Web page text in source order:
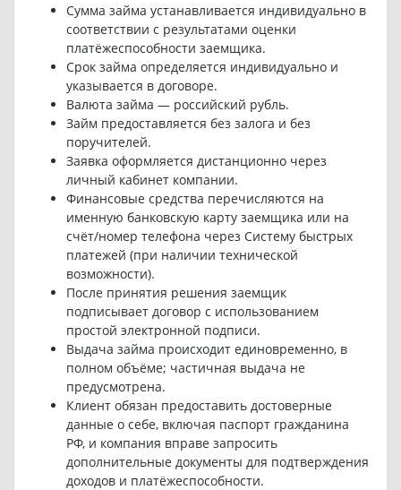
Сумма займа устанавливается индивидуально в
соответствии с результатами оценки
платёжеспособности заемщика.
Срок займа определяется индивидуально и
указывается в договоре.
Валюта займа — российский рубль.
Займ предоставляется без залога и без
поручителей.
Заявка оформляется дистанционно через
личный кабинет компании.
Финансовые средства перечисляются на
именную банковскую карту заемщика или на
счёт/номер телефона через Систему быстрых
платежей (при наличии технической
возможности).
После принятия решения заемщик
подписывает договор с использованием
простой электронной подписи.
Выдача займа происходит единовременно, в
полном объёме; частичная выдача не
предусмотрена.
Клиент обязан предоставить достоверные
данные о себе, включая паспорт гражданина
РФ, и компания вправе запросить
дополнительные документы для подтверждения
доходов и платёжеспособности.